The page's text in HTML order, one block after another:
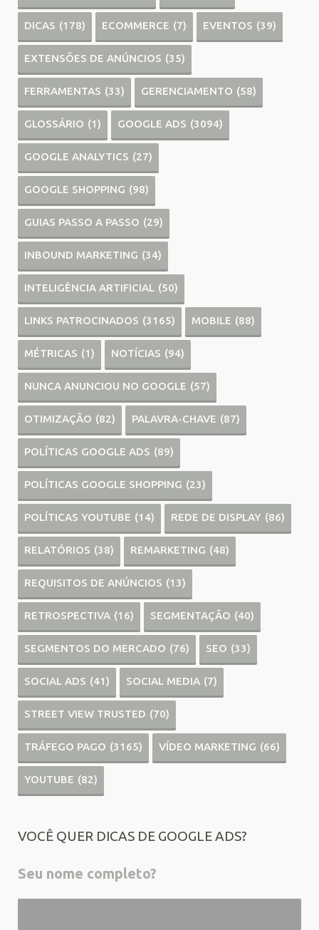
DICAS (178) ECOMMERCE (7) EVENTOS (39)
EXTENSÕES DE ANÚNCIOS (35)
FERRAMENTAS (33) GERENCIAMENTO (58)
GLOSSÁRIO (1) GOOGLE ADS (3094)
GOOGLE ANALYTICS (27)
GOOGLE SHOPPING (98)
GUIAS PASSO A PASSO (29)
INBOUND MARKETING (34)
INTELIGÊNCIA ARTIFICIAL (50)
LINKS PATROCINADOS (3165) MOBILE (88)
MÉTRICAS (1) NOTÍCIAS (94)
NUNCA ANUNCIOU NO GOOGLE (57)
OTIMIZAÇÃO (82) PALAVRA-CHAVE (87)
POLÍTICAS GOOGLE ADS (89)
POLÍTICAS GOOGLE SHOPPING (23)
POLÍTICAS YOUTUBE (14) REDE DE DISPLAY (86)
RELATÓRIOS (38) REMARKETING (48)
REQUISITOS DE ANÚNCIOS (13)
RETROSPECTIVA (16) SEGMENTAÇÃO (40)
SEGMENTOS DO MERCADO (76) SEO (33)
SOCIAL ADS (41) SOCIAL MEDIA (7)
STREET VIEW TRUSTED (70)
TRÁFEGO PAGO (3165) VÍDEO MARKETING (66)
YOUTUBE (82)
VOCÊ QUER DICAS DE GOOGLE ADS?
Seu nome completo?